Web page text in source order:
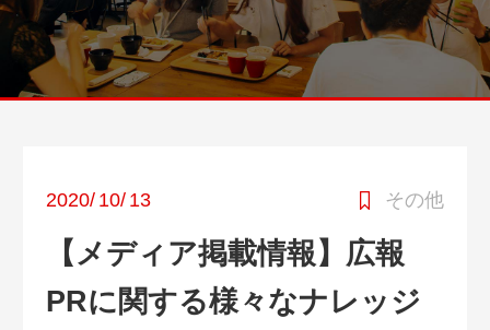
その他
2020/ 10/ 13
【メディア掲載情報】広報
PRに関する様々なナレッジ